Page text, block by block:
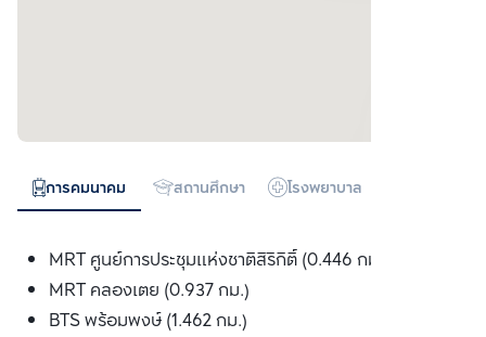
การคมนาคม สถานศึกษา โรงพยาบาล
MRT ศูนย์การประชุมแห่งชาติสิริกิติ์ (0.446 กม.)
MRT คลองเตย (0.937 กม.)
BTS พร้อมพงษ์ (1.462 กม.)